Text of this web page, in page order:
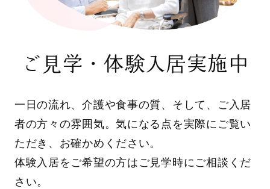
ご見学・体験入居実施中
一日の流れ、介護や食事の質、そして、ご入居
者の方々の雰囲気。気になる点を実際にご覧い
ただき、お確かめください。
体験入居をご希望の方はご見学時にご相談くだ
さい。